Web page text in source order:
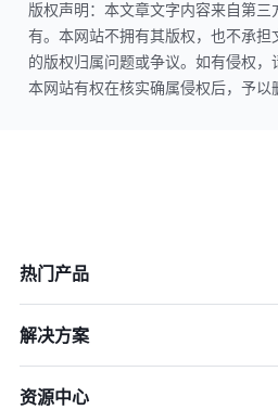
版权声明：本文章文字内容来自第
有。本网站不拥有其版权，也不承
的版权归属问题或争议。如有侵权，
本网站有权在核实确属侵权后，予以
热门产品
解决方案
资源中心